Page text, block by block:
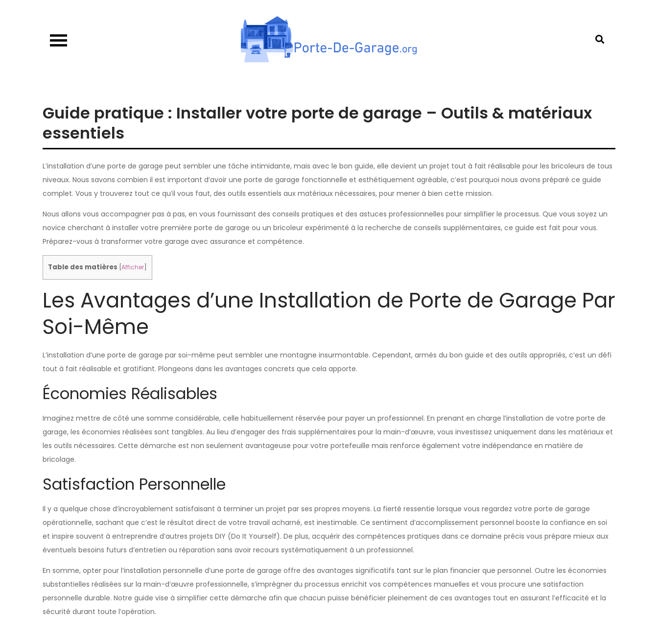
Guide pratique : Installer votre porte de garage – Outils & matériaux
essentiels
L’installation d’une porte de garage peut sembler une tâche intimidante, mais avec le bon guide, elle devient un projet tout à fait réalisable pour les bricoleurs de tous
niveaux. Nous savons combien il est important d’avoir une porte de garage fonctionnelle et esthétiquement agréable, c’est pourquoi nous avons préparé ce guide
complet. Vous y trouverez tout ce qu’il vous faut, des outils essentiels aux matériaux nécessaires, pour mener à bien cette mission.
Nous allons vous accompagner pas à pas, en vous fournissant des conseils pratiques et des astuces professionnelles pour simplifier le processus. Que vous soyez un
novice cherchant à installer votre première porte de garage ou un bricoleur expérimenté à la recherche de conseils supplémentaires, ce guide est fait pour vous.
Préparez-vous à transformer votre garage avec assurance et compétence.
Table des matières Afficher
Les Avantages d’une Installation de Porte de Garage Par
Soi-Même
L’installation d’une porte de garage par soi-même peut sembler une montagne insurmontable. Cependant, armés du bon guide et des outils appropriés, c’est un défi
tout à fait réalisable et gratifiant. Plongeons dans les avantages concrets que cela apporte.
Économies Réalisables
Imaginez mettre de côté une somme considérable, celle habituellement réservée pour payer un professionnel. En prenant en charge l’installation de votre porte de
garage, les économies réalisées sont tangibles. Au lieu d’engager des frais supplémentaires pour la main-d’œuvre, vous investissez uniquement dans les matériaux et
les outils nécessaires. Cette démarche est non seulement avantageuse pour votre portefeuille mais renforce également votre indépendance en matière de
bricolage.
Satisfaction Personnelle
Il y a quelque chose d’incroyablement satisfaisant à terminer un projet par ses propres moyens. La fierté ressentie lorsque vous regardez votre porte de garage
opérationnelle, sachant que c’est le résultat direct de votre travail acharné, est inestimable. Ce sentiment d’accomplissement personnel booste la confiance en soi
et inspire souvent à entreprendre d’autres projets DIY (Do It Yourself). De plus, acquérir des compétences pratiques dans ce domaine précis vous prépare mieux aux
éventuels besoins futurs d’entretien ou réparation sans avoir recours systématiquement à un professionnel.
En somme, opter pour l’installation personnelle d’une porte de garage offre des avantages significatifs tant sur le plan financier que personnel. Outre les économies
substantielles réalisées sur la main-d’œuvre professionnelle, s’imprégner du processus enrichit vos compétences manuelles et vous procure une satisfaction
personnelle durable. Notre guide vise à simplifier cette démarche afin que chacun puisse bénéficier pleinement de ces avantages tout en assurant l’efficacité et la
sécurité durant toute l’opération.